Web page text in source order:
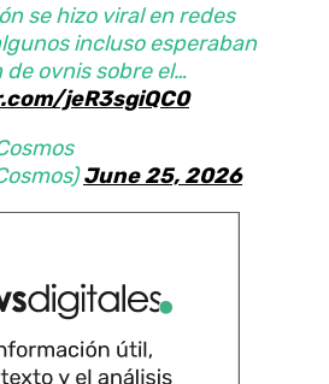
se hizo viral en redes
incluso esperaban
de ovnis sobre el…
jeR3sgiQC0
June 25, 2026